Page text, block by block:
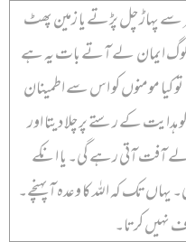
سے پہاڑ چل پڑتے یا زمین پھٹ
یہ لوگ ایمان لے آتے بات یہ ہے
کیا مومنوں کو اس سے اطمینان
ہدایت کے رستے پر چلا دیتا اور
آفت آتی رہے گی۔ یا انکے
تک کہ اللہ کا وعدہ آ پہنچے۔
نہیں کرتا۔